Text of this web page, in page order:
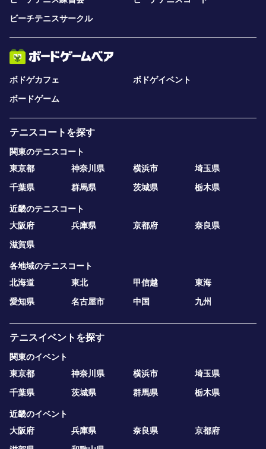
ビーチテニスサークル
ボドゲカフェ
ボドゲイベント
ボードゲーム
テニスコートを探す
関東のテニスコート
東京都
神奈川県 横浜市
埼玉県
千葉県
群馬県 茨城県 栃木県
近畿のテニスコート
大阪府
兵庫県 京都府
奈良県
滋賀県
各地域のテニスコート
北海道
東北 甲信越
東海
愛知県
名古屋市 中国 九州
テニスイベントを探す
関東のイベント
東京都
神奈川県 横浜市
埼玉県
千葉県
茨城県 群馬県 栃木県
近畿のイベント
大阪府
兵庫県 奈良県
京都府